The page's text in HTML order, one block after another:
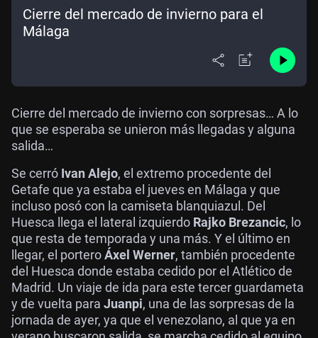
Cierre del mercado de invierno para el
Málaga
Cierre del mercado de invierno con sorpresas… A lo
que se esperaba se unieron más llegadas y alguna
salida…
Se cerró Ivan Alejo, el extremo procedente del
Getafe que ya estaba el jueves en Málaga y que
incluso posó con la camiseta blanquiazul. Del
Huesca llega el lateral izquierdo Rajko Brezancic, lo
que resta de temporada y una más. Y el último en
llegar, el porteroÁxel Werner, también procedente
del Huesca donde estaba cedido por el Atlético de
Madrid. Un viaje de ida para este tercer guardameta
y de vuelta para Juanpi, una de las sorpresas de la
jornada de ayer, ya que el venezolano, al que ya en